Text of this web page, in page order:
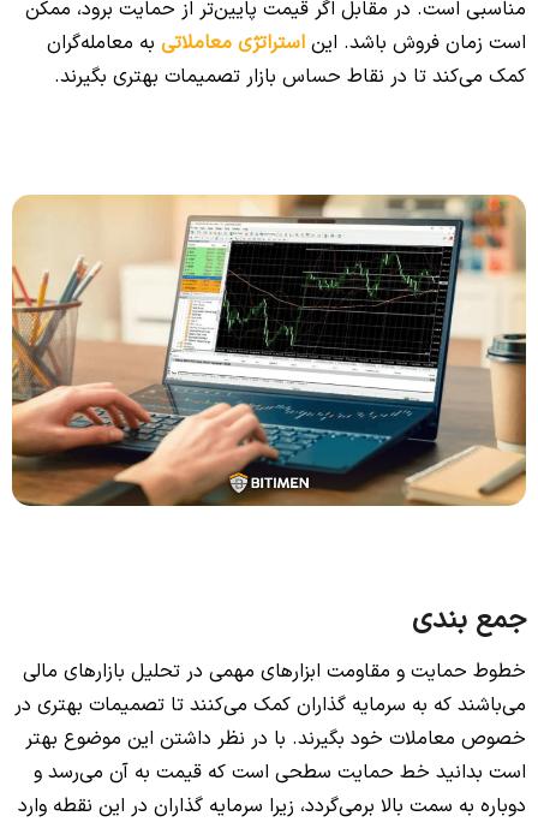
مناسبی است. در مقابل اگر قیمت پایین‌تر از حمایت برود، ممکن
است زمان فروش باشد. این استراتژی معاملاتی به معامله‌گران
کمک می‌کند تا در نقاط حساس بازار تصمیمات بهتری بگیرند.
جمع بندی
خطوط حمایت و مقاومت ابزارهای مهمی در تحلیل بازارهای مالی
می‌باشند که به سرمایه گذاران کمک می‌کنند تا تصمیمات بهتری در
خصوص معاملات خود بگیرند. با در نظر داشتن این موضوع بهتر
است بدانید خط حمایت سطحی است که قیمت به آن می‌رسد و
دوباره به سمت بالا برمی‌گردد، زیرا سرمایه گذاران در این نقطه وارد